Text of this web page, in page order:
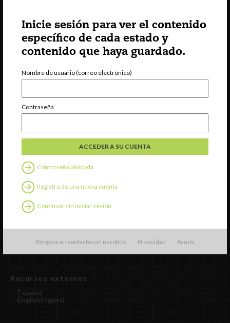
Inicie sesión para ver el contenido
específico de cada estado y
contenido que haya guardado.
Nombre de usuario (correo electrónico)
Contraseña
Contraseña olvidada
Registro de una nueva cuenta
Continuar sin iniciar sesión
Póngase en contacto con nosotros Privacidad Ayuda
INCCRRA
Gateways
ExceleRate
Recursos externos
Español
English(Inglés)